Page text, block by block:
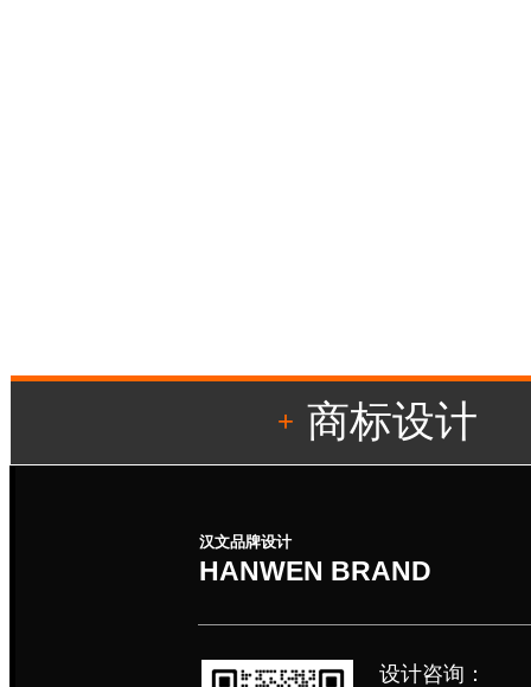
+ 商标设计
汉文品牌设计
HANWEN BRAND
设计咨询：